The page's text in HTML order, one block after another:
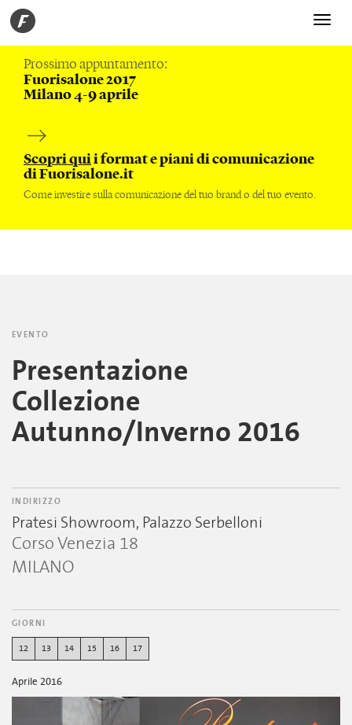
Toggle
Prossimo appuntamento:
Fuorisalone 2017
Milano 4-9 aprile
Scopri quii format e piani di comunicazione
di Fuorisalone.it
Come investire sulla comunicazione del tuo brand o del tuo evento.
EVENTO
Presentazione
Collezione
Autunno/Inverno 2016
INDIRIZZO
Pratesi Showroom, Palazzo Serbelloni
Corso Venezia 18
MILANO
GIORNI
12 13 14 15 16 17
Aprile 2016